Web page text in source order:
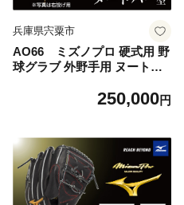
兵庫県宍粟市
AO66 ミズノプロ 硬式用 野
球グラブ 外野手用 ヌートバ
グローブ グラブ 外野 外野手
250,000円